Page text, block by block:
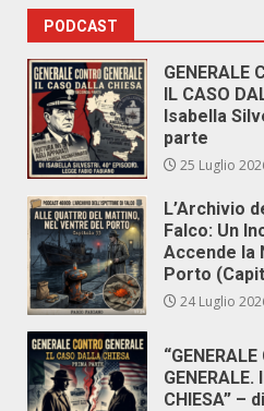
PODCAST
GENERALE
IL CASO
Isabella
parte
25 Luglio
L’Archivio
Falco: Un
Accende la
Porto
24 Luglio
CHIESA” –